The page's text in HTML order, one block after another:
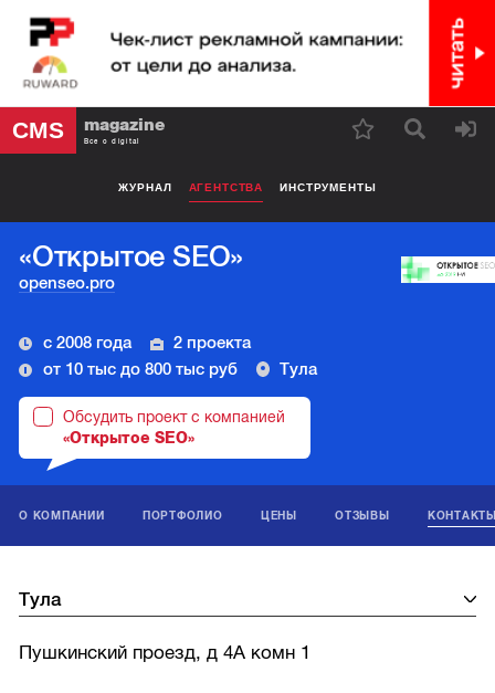
CMS magazine
Все о digital
ЖУРНАЛ АГЕНТСТВА ИНСТРУМЕНТЫ
«Открытое SEO»
openseo.pro
с 2008 года
2 проекта
от 10 тыс до 800 тыс руб
Тула
Обсудить проект с компанией
«Открытое SEO»
О КОМПАНИИ ПОРТФОЛИО ЦЕНЫ ОТЗЫВЫ
Пушкинский проезд, д 4А комн 1